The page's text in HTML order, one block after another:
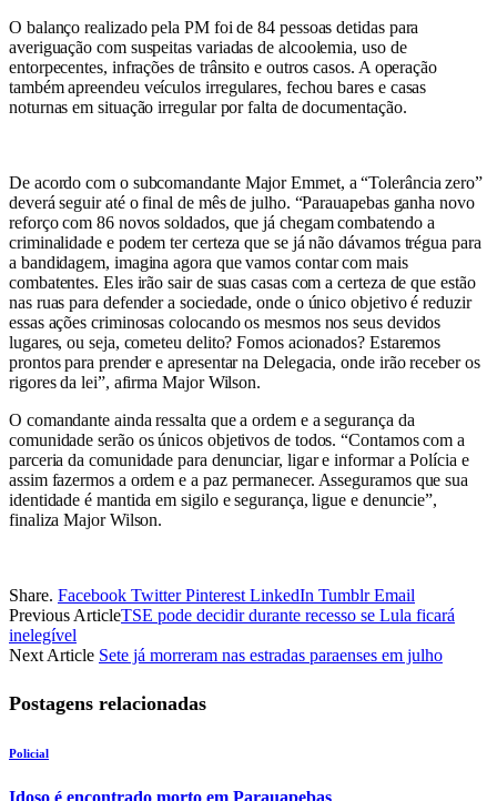
O balanço realizado pela PM foi de 84 pessoas detidas para
averiguação com suspeitas variadas de alcoolemia, uso de
entorpecentes, infrações de trânsito e outros casos. A operação
também apreendeu veículos irregulares, fechou bares e casas
noturnas em situação irregular por falta de documentação.
De acordo com o subcomandante Major Emmet, a “Tolerância zero”
deverá seguir até o final de mês de julho. “Parauapebas ganha novo
reforço com 86 novos soldados, que já chegam combatendo a
criminalidade e podem ter certeza que se já não dávamos trégua para
a bandidagem, imagina agora que vamos contar com mais
combatentes. Eles irão sair de suas casas com a certeza de que estão
nas ruas para defender a sociedade, onde o único objetivo é reduzir
essas ações criminosas colocando os mesmos nos seus devidos
lugares, ou seja, cometeu delito? Fomos acionados? Estaremos
prontos para prender e apresentar na Delegacia, onde irão receber os
rigores da lei”, afirma Major Wilson.
O comandante ainda ressalta que a ordem e a segurança da
comunidade serão os únicos objetivos de todos. “Contamos com a
parceria da comunidade para denunciar, ligar e informar a Polícia e
assim fazermos a ordem e a paz permanecer. Asseguramos que sua
identidade é mantida em sigilo e segurança, ligue e denuncie”,
finaliza Major Wilson.
Share. Facebook Twitter Pinterest LinkedIn Tumblr Email
Previous ArticleTSE pode decidir durante recesso se Lula ficará
inelegível
Next Article Sete já morreram nas estradas paraenses em julho
Postagens relacionadas
Policial